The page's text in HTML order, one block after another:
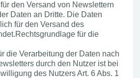
den Versand von Newslettern
Daten an Dritte. Die Daten
für den Versand des
für die
die Verarbeitung der Daten nach
durch den Nutzer ist bei
des Nutzers Art. 6 Abs. 1